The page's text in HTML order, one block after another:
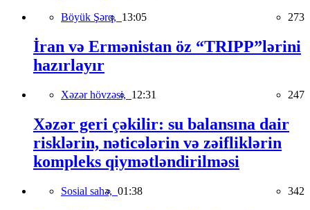
Böyük Şərq, 13:05 273
İran və Ermənistan öz “TRIPP”lərini
hazırlayır
Xəzər hövzəsi, 12:31 247
Xəzər geri çəkilir: su balansına dair
risklərin, nəticələrin və zəifliklərin
kompleks qiymətləndirilməsi
Sosial sahə, 01:38 342